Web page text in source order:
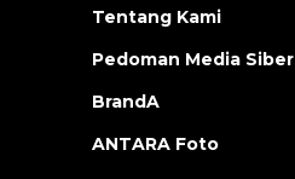
Tentang Kami
Pedoman Media Siber
BrandA
ANTARA Foto